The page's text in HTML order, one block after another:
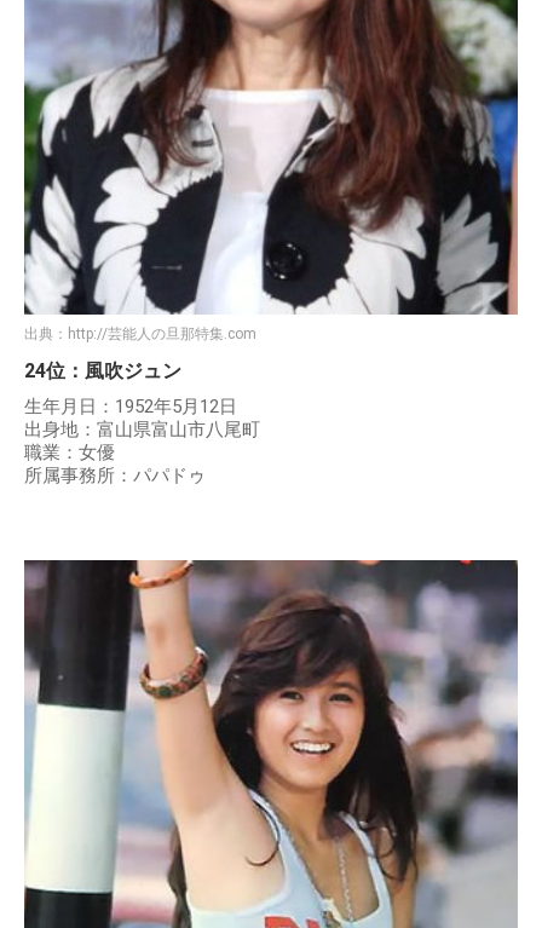
出典： http://芸能人の旦那特集.com
24位：風吹ジュン
生年月日：1952年5月12日
出身地：富山県富山市八尾町
職業：女優
所属事務所：パパドゥ